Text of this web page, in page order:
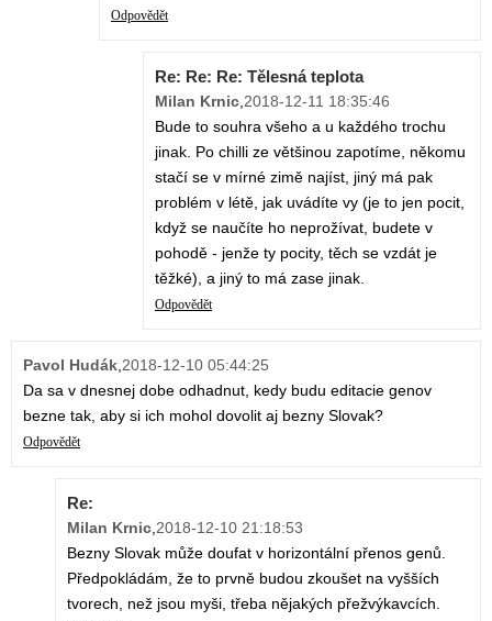
Odpovědět
Re: Re: Re: Tělesná teplota
Milan Krnic,2018-12-11 18:35:46
Bude to souhra všeho a u každého trochu
jinak. Po chilli ze většinou zapotíme, někomu
stačí se v mírné zimě najíst, jiný má pak
problém v létě, jak uvádíte vy (je to jen pocit,
když se naučíte ho neprožívat, budete v
pohodě - jenže ty pocity, těch se vzdát je
těžké), a jiný to má zase jinak.
Odpovědět
Pavol Hudák,2018-12-10 05:44:25
Da sa v dnesnej dobe odhadnut, kedy budu editacie genov
bezne tak, aby si ich mohol dovolit aj bezny Slovak?
Odpovědět
Re:
Milan Krnic,2018-12-10 21:18:53
Bezny Slovak může doufat v horizontální přenos genů.
Předpokládám, že to prvně budou zkoušet na vyšších
tvorech, než jsou myši, třeba nějakých přežvýkavcích.